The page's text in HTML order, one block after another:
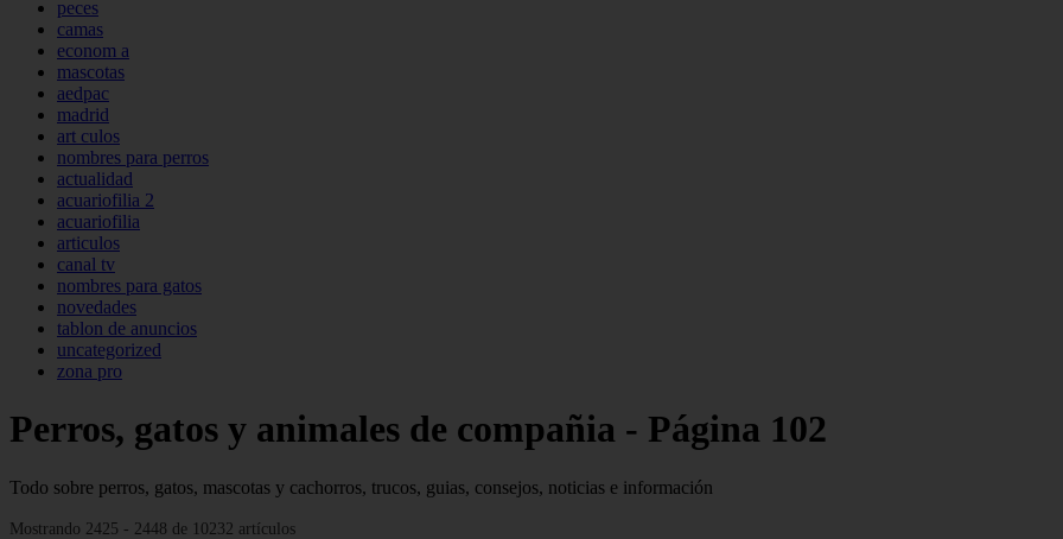
peces
camas
econom a
mascotas
aedpac
madrid
art culos
nombres para perros
actualidad
acuariofilia 2
acuariofilia
articulos
canal tv
nombres para gatos
novedades
tablon de anuncios
uncategorized
zona pro
Perros, gatos y animales de compañia - Página 102
Todo sobre perros, gatos, mascotas y cachorros, trucos, guias, consejos, noticias e información
Mostrando 2425 - 2448 de 10232 artículos